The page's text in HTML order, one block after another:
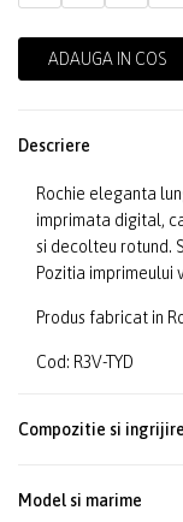
ADAUGA IN COS
Descriere
Rochie eleganta
imprimata digital,
si decolteu rotund.
Pozitia imprimeului
Produs fabricat in
Cod: R3V-TYD
Compozitie si ingrijire
Model si marime